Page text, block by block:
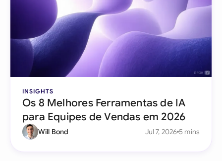
INSIGHTS
Os 8 Melhores Ferramentas de IA
para Equipes de Vendas em 2026
Will Bond Jul 7, 2026 5 mins